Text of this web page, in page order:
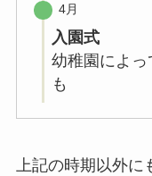
4月
入園式
幼稚園によ
も
上記の時期以外に